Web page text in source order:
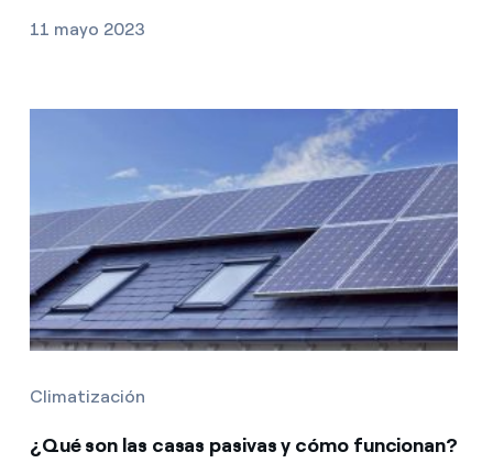
11 mayo 2023
Climatización
¿Qué son las casas pasivas y cómo funcionan?